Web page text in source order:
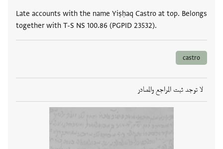
Late accounts with the name Yiṣḥaq Castro at top. Belongs
together with T-S NS 100.86 (PGPID 23532).
castro
لا توجد ثبت المراجع والمصادر